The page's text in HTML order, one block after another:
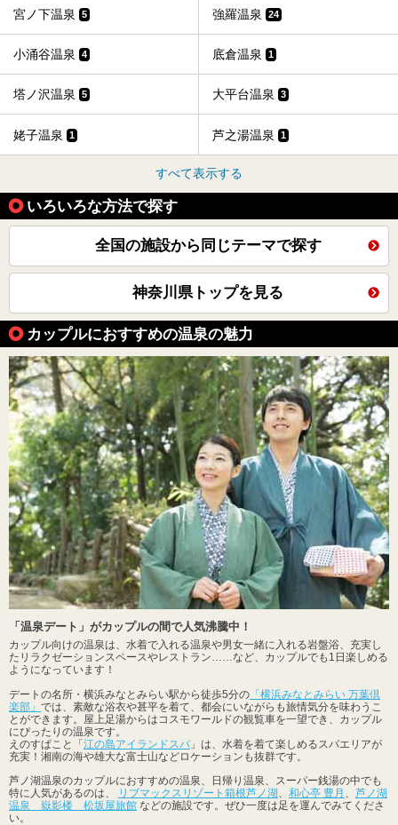
宮ノ下温泉 5 強羅温泉 24
小涌谷温泉 4 底倉温泉 1
塔ノ沢温泉 5 大平台温泉 3
姥子温泉 1 芦之湯温泉 1
すべて表示する
いろいろな方法で探す
全国の施設から同じテーマで探す
神奈川県トップを見る
カップルにおすすめの温泉の魅力
「温泉デート」がカップルの間で人気沸騰中！
カップル向けの温泉は、水着で入れる温泉や男女一緒に入れる岩盤浴、充実し
たリラクゼーションスペースやレストラン……など、カップルでも1日楽しめる
ようになっています！
デートの名所・横浜みなとみらい駅から徒歩5分の 「横浜みなとみらい 万葉倶
楽部」 では、素敵な浴衣や甚平を着て、都会にいながらも旅情気分を味わうこ
とができます。屋上足湯からはコスモワールドの観覧車を一望でき、カップル
にぴったりの温泉です。
えのすぱこと「江の島アイランドスパ 」は、水着を着て楽しめるスパエリアが
充実！湘南の海や雄大な富士山などロケーションも抜群です。
芦ノ湖温泉のカップルにおすすめの温泉、日帰り温泉、スーパー銭湯の中でも
特に人気があるのは、
リブマックスリゾート箱根芦ノ湖 和心亭 豊月
芦ノ湖
温泉 嶽影楼 松坂屋旅館 などの施設です。ぜひ一度は足を運んでみてくださ
い。